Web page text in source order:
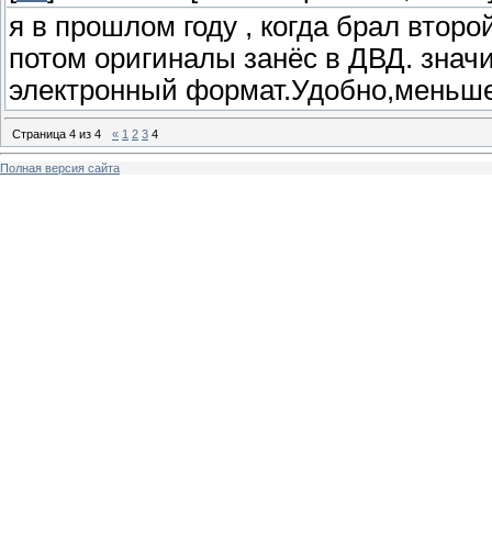
я в прошлом году , когда брал
потом оригиналы занёс в ДВД.
электронный
Страница 4 из 4 « 1 2 3 4
Полная версия сайта